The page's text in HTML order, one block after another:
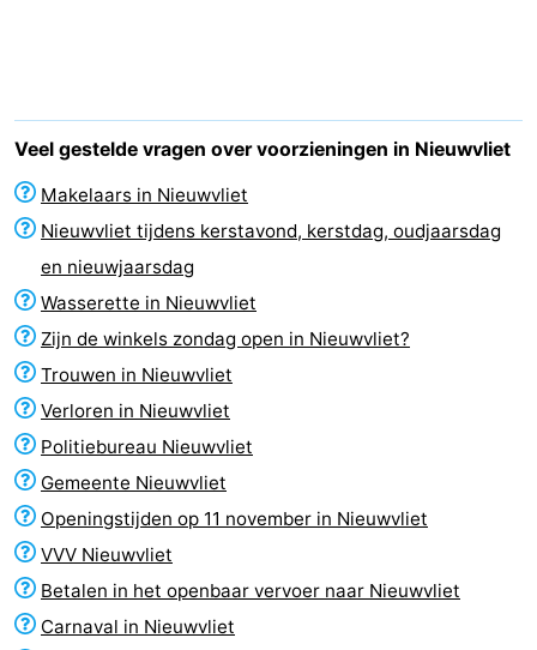
Resort
Nieuwvliet-
Bad
De
Meulinge
-
EuroParcs
Cadzand
-
Hoogduin
-
Noordzee
Résidence
Cadzand-
Bad
-
Resort
Nieuwvliet-
Bad
-
Schoneveld
-
Strand
Resort
Nieuwvliet-
Bad
-
Waterdunen
-
Zeebad
-
Zonneweelde
-
Veel gestelde vragen over voorzieningen in Nieuwvliet
Makelaars in Nieuwvliet
Nieuwvliet tijdens kerstavond, kerstdag, oudjaarsdag
en nieuwjaarsdag
Wasserette in Nieuwvliet
Zijn de winkels zondag open in Nieuwvliet?
Trouwen in Nieuwvliet
Verloren in Nieuwvliet
Politiebureau Nieuwvliet
Gemeente Nieuwvliet
Openingstijden op 11 november in Nieuwvliet
VVV Nieuwvliet
Betalen in het openbaar vervoer naar Nieuwvliet
Carnaval in Nieuwvliet